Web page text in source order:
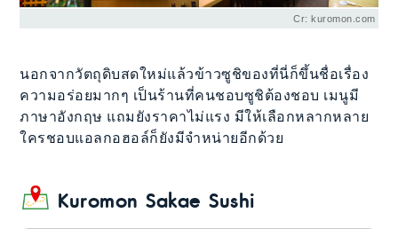
Cr: kuromon.com
นอกจากวัตถุดิบสดใหม่แล้วข้าวซูชิของที่นี่ก็ขึ้นชื่อเรื่อง
ความอร่อยมากๆ เป็นร้านที่คนชอบซูชิต้องชอบ เมนูมี
ภาษาอังกฤษ แถมยังราคาไม่แรง มีให้เลือกหลากหลาย
ใครชอบแอลกอฮอล์ก็ยังมีจำหน่ายอีกด้วย
Kuromon Sakae Sushi